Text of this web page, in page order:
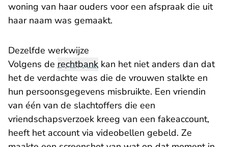
woning van haar ouders voor een afspraak die uit
haar naam was gemaakt.
Dezelfde werkwijze
Volgens de rechtbank kan het niet anders dan dat
het de verdachte was die de vrouwen stalkte en
hun persoonsgegevens misbruikte. Een vriendin
van één van de slachtoffers die een
vriendschapsverzoek kreeg van een fakeaccount,
heeft het account via videobellen gebeld. Ze